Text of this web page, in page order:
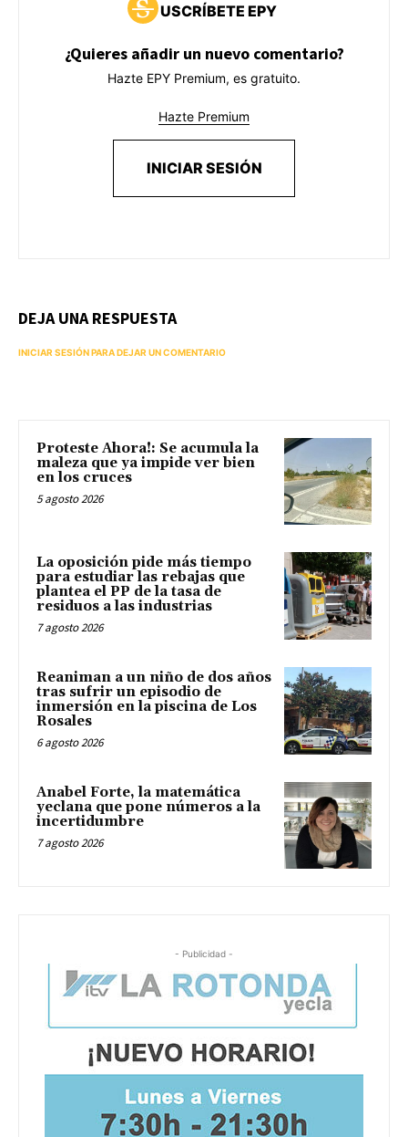
USCRÍBETE EPY
¿Quieres añadir un nuevo comentario?
Hazte EPY Premium, es gratuito.
Hazte Premium
INICIAR SESIÓN
DEJA UNA RESPUESTA
INICIAR SESIÓN PARA DEJAR UN COMENTARIO
Proteste Ahora!: Se acumula la
maleza que ya impide ver bien
en los cruces
5 agosto 2026
La oposición pide más tiempo
para estudiar las rebajas que
plantea el PP de la tasa de
residuos a las industrias
7 agosto 2026
Reaniman a un niño de dos años
tras sufrir un episodio de
inmersión en la piscina de Los
Rosales
6 agosto 2026
Anabel Forte, la matemática
yeclana que pone números a la
incertidumbre
7 agosto 2026
- Publicidad -